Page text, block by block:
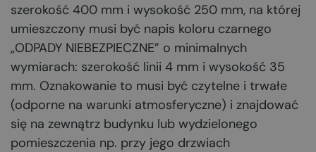
szerokość 400 mm i wysokość 250 mm, na której
umieszczony musi być napis koloru czarnego
„ODPADY NIEBEZPIECZNE” o minimalnych
wymiarach: szerokość linii 4 mm i wysokość 35
mm. Oznakowanie to musi być czytelne i trwałe
(odporne na warunki atmosferyczne) i znajdować
się na zewnątrz budynku lub wydzielonego
pomieszczenia np. przy jego drzwiach